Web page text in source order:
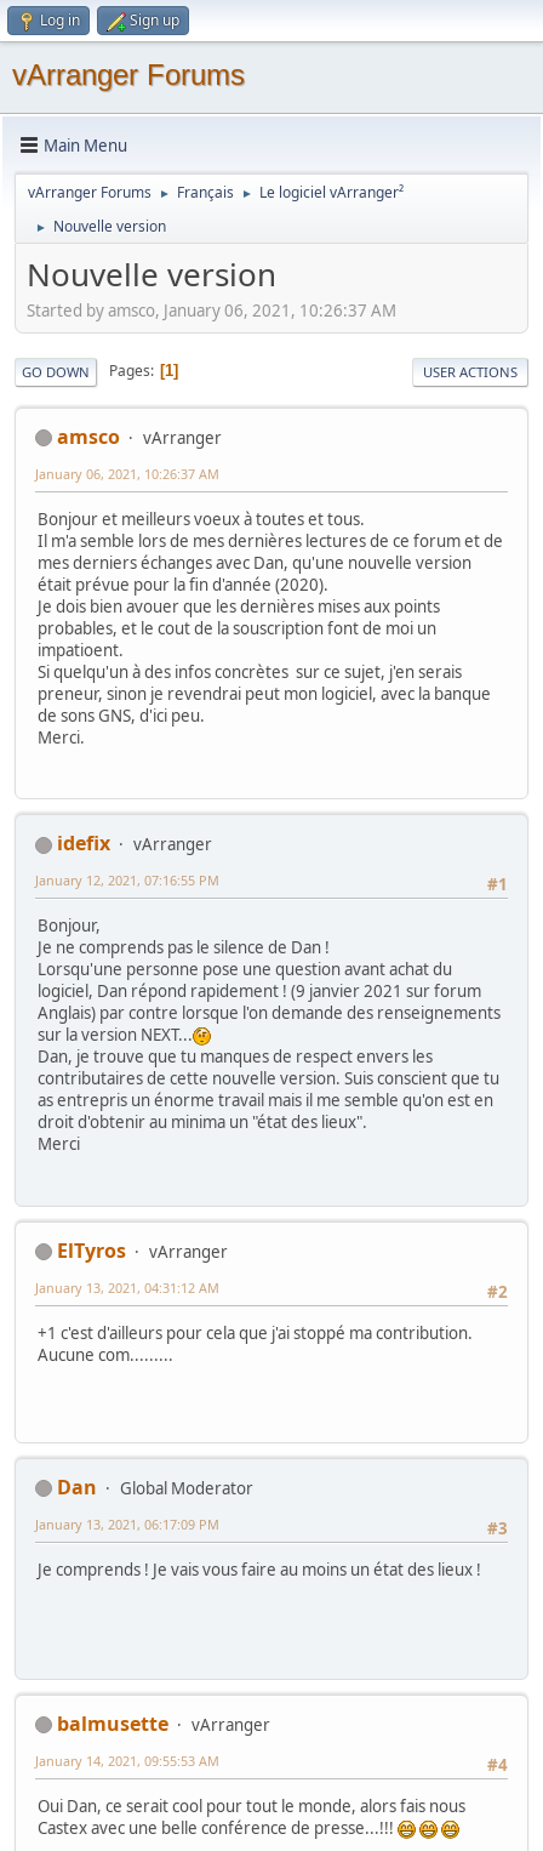
Log in Sign up
vArranger Forums
Main Menu
vArranger Forums ► Français ► Le logiciel vArranger²
► Nouvelle version
Nouvelle version
Started by amsco, January 06, 2021, 10:26:37 AM
GO DOWN Pages 1 USER ACTIONS
amsco vArranger
January 06, 2021, 10:26:37 AM
Bonjour et meilleurs voeux à toutes et tous.
Il m'a semble lors de mes dernières lectures de ce forum et de
mes derniers échanges avec Dan, qu'une nouvelle version
était prévue pour la fin d'année (2020).
Je dois bien avouer que les dernières mises aux points
probables, et le cout de la souscription font de moi un
impatioent.
Si quelqu'un à des infos concrètes sur ce sujet, j'en serais
preneur, sinon je revendrai peut mon logiciel, avec la banque
de sons GNS, d'ici peu.
Merci.
idefix
vArranger
#1
January 12, 2021, 07:16:55 PM
Bonjour,
Je ne comprends pas le silence de Dan !
Lorsqu'une personne pose une question avant achat du
logiciel, Dan répond rapidement ! (9 janvier 2021 sur forum
Anglais) par contre lorsque l'on demande des renseignements
sur la version NEXT...
Dan, je trouve que tu manques de respect envers les
contributaires de cette nouvelle version. Suis conscient que tu
as entrepris un énorme travail mais il me semble qu'on est en
droit d'obtenir au minima un "état des lieux".
Merci
ElTyros
vArranger
#2
January 13, 2021, 04:31:12 AM
+1 c'est d'ailleurs pour cela que j'ai stoppé ma contribution.
Aucune com.........
Dan
Global Moderator
#3
January 13, 2021, 06:17:09 PM
Je comprends ! Je vais vous faire au moins un état des lieux !
balmusette
vArranger
#4
January 14, 2021, 09:55:53 AM
Oui Dan, ce serait cool pour tout le monde, alors fais nous
Castex avec une belle conférence de presse...!!!